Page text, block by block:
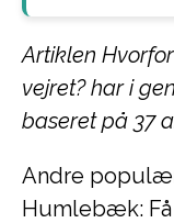
Artiklen
vejret? har i
baseret på 37
Andre
Humlebæk: